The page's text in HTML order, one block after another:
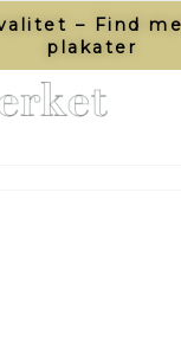
– Find
plakater​